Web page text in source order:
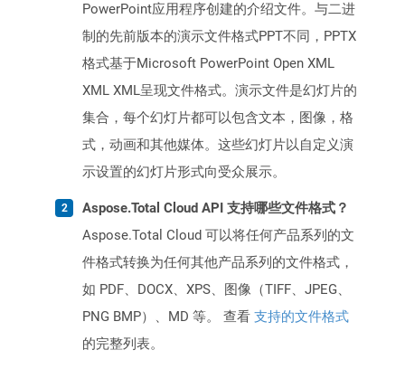
PowerPoint应用程序创建的介绍文件。与二进
制的先前版本的演示文件格式PPT不同，PPTX
格式基于Microsoft PowerPoint Open XML
XML XML呈现文件格式。演示文件是幻灯片的
集合，每个幻灯片都可以包含文本，图像，格
式，动画和其他媒体。这些幻灯片以自定义演
示设置的幻灯片形式向受众展示。
Aspose.Total Cloud API 支持哪些文件格式？
Aspose.Total Cloud 可以将任何产品系列的文
件格式转换为任何其他产品系列的文件格式，
如 PDF、DOCX、XPS、图像（TIFF、JPEG、
PNG BMP）、MD 等。 查看 支持的文件格式
的完整列表。